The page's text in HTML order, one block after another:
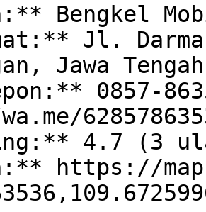
Bengkel
Jl.
Jawa
0857-
4.7 (3
https://